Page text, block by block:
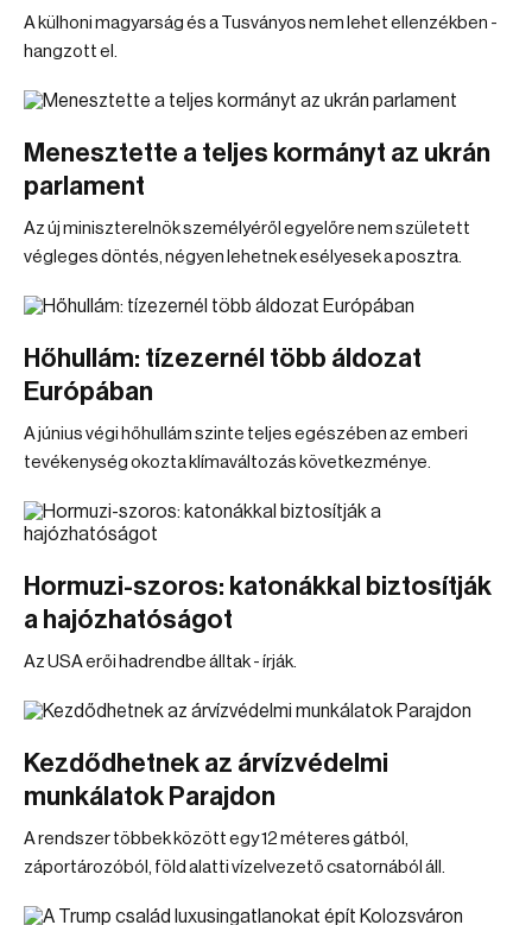
A külhoni magyarság és a Tusványos nem lehet ellenzékben -
hangzott el.
Menesztette a teljes kormányt az ukrán
parlament
Az új miniszterelnök személyéről egyelőre nem született
végleges döntés, négyen lehetnek esélyesek a posztra.
Hőhullám: tízezernél több áldozat
Európában
A június végi hőhullám szinte teljes egészében az emberi
tevékenység okozta klímaváltozás következménye.
Hormuzi-szoros: katonákkal biztosítják
a hajózhatóságot
Az USA erői hadrendbe álltak - írják.
Kezdődhetnek az árvízvédelmi
munkálatok Parajdon
A rendszer többek között egy 12 méteres gátból,
záportározóból, föld alatti vízelvezető csatornából áll.